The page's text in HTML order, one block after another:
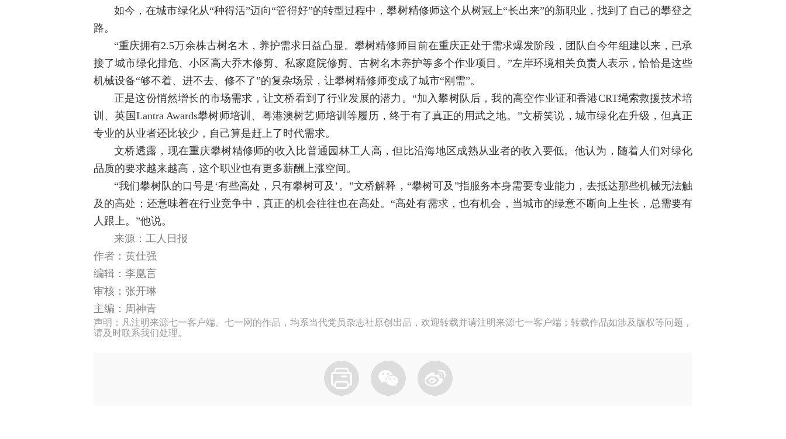
如今，在城市绿化从“种得活”迈向“管得好”的转型过程中，攀树精修师这个从树冠上“长出来”的新职业，找到了自己的攀登之
路。
“重庆拥有2.5万余株古树名木，养护需求日益凸显。攀树精修师目前在重庆正处于需求爆发阶段，团队自今年组建以来，已承
接了城市绿化排危、小区高大乔木修剪、私家庭院修剪、古树名木养护等多个作业项目。”左岸环境相关负责人表示，恰恰是这些
机械设备“够不着、进不去、修不了”的复杂场景，让攀树精修师变成了城市“刚需”。
正是这份悄然增长的市场需求，让文桥看到了行业发展的潜力。“加入攀树队后，我的高空作业证和香港CRT绳索救援技术培
训、英国Lantra Awards攀树师培训、粤港澳树艺师培训等履历，终于有了真正的用武之地。”文桥笑说，城市绿化在升级，但真正
专业的从业者还比较少，自己算是赶上了时代需求。
文桥透露，现在重庆攀树精修师的收入比普通园林工人高，但比沿海地区成熟从业者的收入要低。他认为，随着人们对绿化
品质的要求越来越高，这个职业也有更多薪酬上涨空间。
“我们攀树队的口号是‘有些高处，只有攀树可及’。”文桥解释，“攀树可及”指服务本身需要专业能力，去抵达那些机械无法触
及的高处；还意味着在行业竞争中，真正的机会往往也在高处。“高处有需求，也有机会，当城市的绿意不断向上生长，总需要有
人跟上。”他说。
来源： 工人日报
作者： 黄仕强
编辑：李凰言
审核：张开琳
主编：周神青
声明：凡注明来源七一客户端、七一网的作品，均系当代党员杂志社原创出品，欢迎转载并请注明来源七一客户端；转载作品如涉及版权等问题，
请及时联系我们处理。